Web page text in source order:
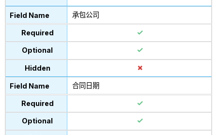
承包公司
合同日期